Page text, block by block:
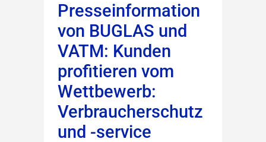
Presseinformation
von BUGLAS und
VATM: Kunden
profitieren vom
Wettbewerb:
Verbraucherschutz
und -service